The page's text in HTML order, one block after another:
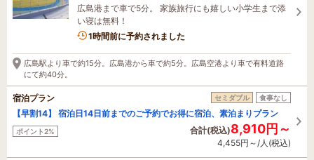
広島港まで車で5分。 家族旅行にも嬉しい小学生まで添
い寝は無料！
1名がこの宿を見ています
1時間前に予約されました
広島駅より車で約15分。広島港から車で約5分。広島空港より車で有料道路
にて約40分。
宿泊プラン セミダブル 食事なし
【早割14】 宿泊日14日前までのご予約でお得に宿泊、素泊まりプラン
ポイント2% 合計(税込)8,910円～
4,455円～/人(税込)